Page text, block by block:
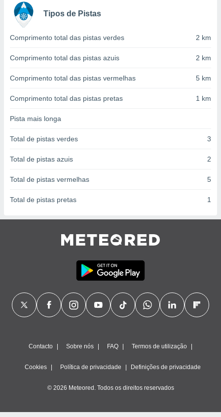
através
estudos
de
Tipos de Pistas
Comprimento total das pistas verdes 2 km
Comprimento total das pistas azuis 2 km
Comprimento total das pistas vermelhas 5 km
Comprimento total das pistas pretas 1 km
Pista mais longa
Total de pistas verdes 3
Total de pistas azuis 2
Total de pistas vermelhas 5
Total de pistas pretas 1
Contacto Sobre nós FAQ Termos de utilização
Cookies Política de privacidade Definições de privacidade
© 2026 Meteored. Todos os direitos reservados